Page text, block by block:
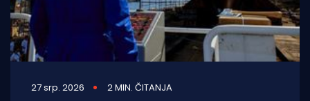
27 srp. 2026 2 MIN. ČITANJA